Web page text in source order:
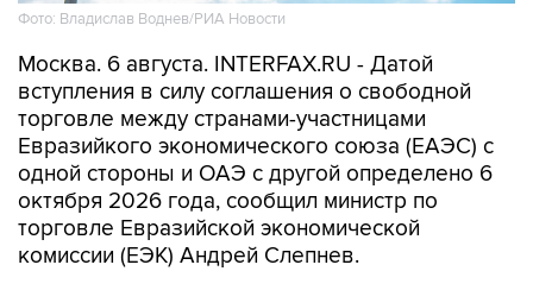
Фото: Владислав Воднев/РИА Новости
Москва. 6 августа. INTERFAX.RU - Датой
вступления в силу соглашения о свободной
торговле между странами-участницами
Евразийкого экономического союза (ЕАЭС) с
одной стороны и ОАЭ с другой определено 6
октября 2026 года, сообщил министр по
торговле Евразийской экономической
комиссии (ЕЭК) Андрей Слепнев.